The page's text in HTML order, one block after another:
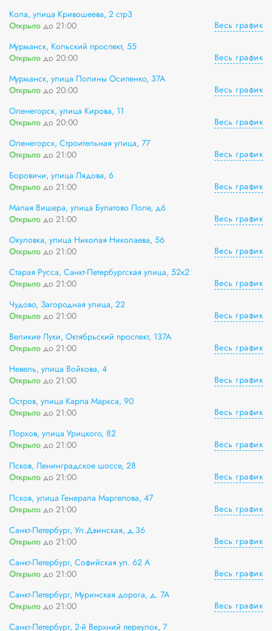
Кола, улица Кривошеева, 2 стр3
Открыто до 21:00
Весь график
Мурманск, Кольский проспект, 55
Открыто до 20:00
Весь график
Мурманск, улица Полины Осипенко, 37А
Открыто до 20:00
Весь график
Оленегорск, улица Кирова, 11
Открыто до 20:00
Весь график
Оленегорск, Строительная улица, 77
Открыто до 21:00
Весь график
Боровичи, улица Лядова, 6
Открыто до 21:00
Весь график
Малая Вишера, улица Булатово Поле, д6
Открыто до 21:00
Весь график
Окуловка, улица Николая Николаева, 56
Открыто до 21:00
Весь график
Старая Русса, Санкт-Петербургская улица, 52к2
Открыто до 21:00
Весь график
Чудово, Загородная улица, 22
Открыто до 21:00
Весь график
Великие Луки, Октябрьский проспект, 137А
Открыто до 21:00
Весь график
Невель, улица Войкова, 4
Открыто до 21:00
Весь график
Остров, улица Карла Маркса, 90
Открыто до 21:00
Весь график
Порхов, улица Урицкого, 82
Открыто до 21:00
Весь график
Псков, Ленинградское шоссе, 28
Открыто до 21:00
Весь график
Псков, улица Генерала Маргелова, 47
Открыто до 21:00
Весь график
Санкт-Петербург, Ул.Двинская,.д.36
Открыто до 21:00
Весь график
Санкт-Петербург, Софийская ул. 62 А
Открыто до 21:00
Весь график
Санкт-Петербург, Муринская дорога, д. 7А
Открыто до 21:00
Весь график
Санкт-Петербург, 2-й Верхний переулок, 7